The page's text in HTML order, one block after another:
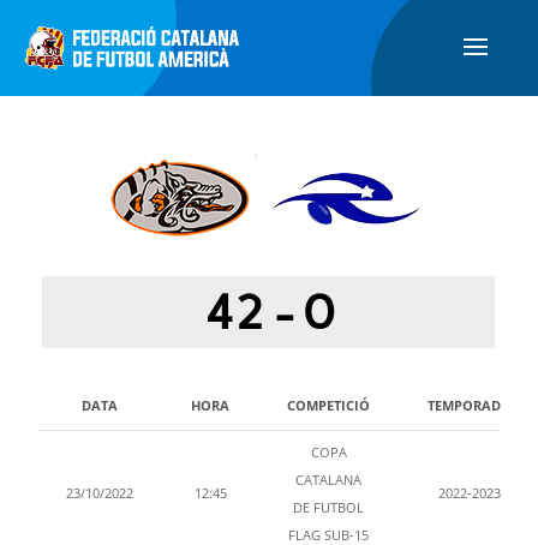
42 -0
DATA HORA COMPETICIÓ TEMPORADA
23/10/2022 12:45
COPA
CATALANA
DE FUTBOL
FLAG SUB-15
2022-2023